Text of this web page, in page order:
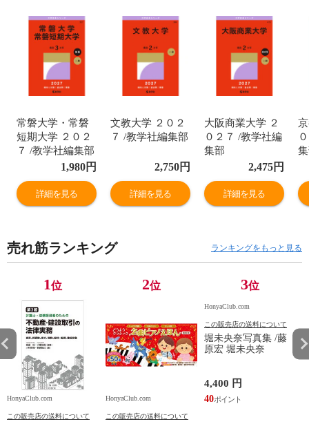
常磐大学・常磐
短期大学 ２０２
７ /教学社編集部
1,980円
詳細を見る
文教大学 ２０２
７ /教学社編集部
2,750円
詳細を見る
大阪商業大学 ２
０２７ /教学社編
集部
2,475円
詳細を見る
売れ筋ランキング ランキングをもっと見る
1位
HonyaClub.com
この販売店の送料について
2位
HonyaClub.com
この販売店の送料について
3位
HonyaClub.com
この販売店の送料について
堀未央奈写真集 /藤
原宏 堀未央奈
4,400 円
40